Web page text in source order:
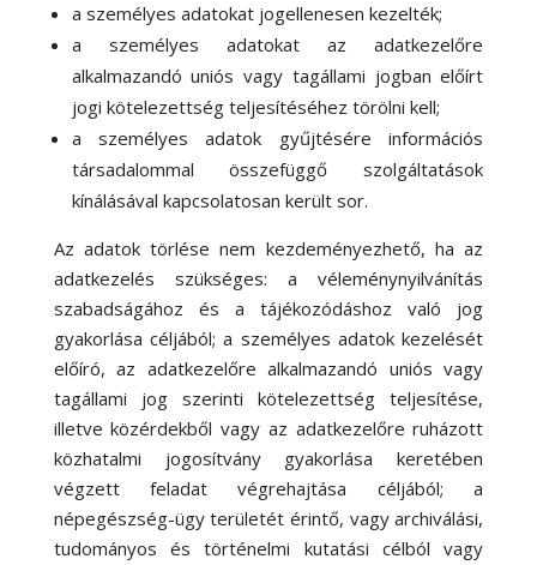
a személyes adatokat jogellenesen kezelték;
a személyes adatokat az adatkezelőre
alkalmazandó uniós vagy tagállami jogban előírt
jogi kötelezettség teljesítéséhez törölni kell;
a személyes adatok gyűjtésére információs
társadalommal összefüggő szolgáltatások
kínálásával kapcsolatosan került sor.
Az adatok törlése nem kezdeményezhető, ha az
adatkezelés szükséges: a véleménynyilvánítás
szabadságához és a tájékozódáshoz való jog
gyakorlása céljából; a személyes adatok kezelését
előíró, az adatkezelőre alkalmazandó uniós vagy
tagállami jog szerinti kötelezettség teljesítése,
illetve közérdekből vagy az adatkezelőre ruházott
közhatalmi jogosítvány gyakorlása keretében
végzett feladat végrehajtása céljából; a
népegészség-ügy területét érintő, vagy archiválási,
tudományos és történelmi kutatási célból vagy